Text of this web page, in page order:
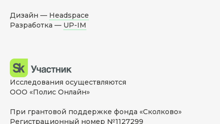
Дизайн — Headspace
Разработка — UP-IM
Исследования осуществляются
ООО «Полис Онлайн»
При грантовой поддержке фонда «Сколково»
Регистрационный номер №1127299